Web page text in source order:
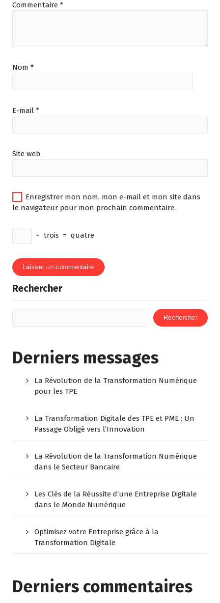
Commentaire *
Nom *
E-mail *
Site web
Enregistrer mon nom, mon e-mail et mon site dans
le navigateur pour mon prochain commentaire.
− trois = quatre
Rechercher
Rechercher
Derniers messages
La Révolution de la Transformation Numérique
pour les TPE
La Transformation Digitale des TPE et PME : Un
Passage Obligé vers l’Innovation
La Révolution de la Transformation Numérique
dans le Secteur Bancaire
Les Clés de la Réussite d’une Entreprise Digitale
dans le Monde Numérique
Optimisez votre Entreprise grâce à la
Transformation Digitale
Derniers commentaires